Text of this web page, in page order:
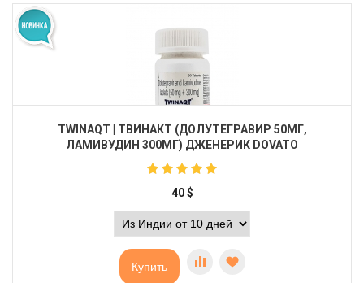
TWINAQT | ТВИНАКТ (ДОЛУТЕГРАВИР 50МГ,
ЛАМИВУДИН 300МГ) ДЖЕНЕРИК DOVATO
40 $
Купить